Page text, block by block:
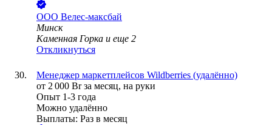
ООО Велес-максбай
Минск
Каменная Горка и еще 2
Откликнуться
Менеджер маркетплейсов Wildberries (удалённо)
от 2 000 Br за месяц, на руки
Опыт 1-3 года
Можно удалённо
Выплаты: Раз в месяц